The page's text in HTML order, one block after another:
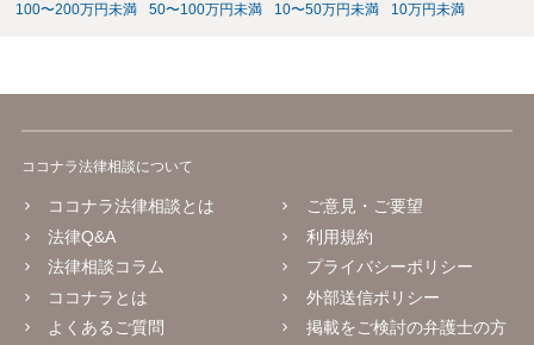
100〜200万円未満
50〜100万円未満 10〜50万円未満 10万円未満
ココナラ法律相談について
ココナラ法律相談とは
法律Q&A
法律相談コラム
ココナラとは
よくあるご質問
ご意見・ご要望
利用規約
プライバシーポリシー
外部送信ポリシー
掲載をご検討の弁護士の方